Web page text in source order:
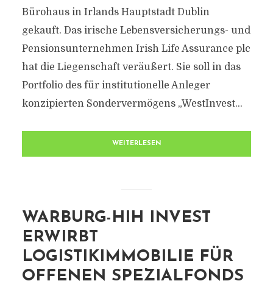
Bürohaus in Irlands Hauptstadt Dublin
gekauft. Das irische Lebensversicherungs- und
Pensionsunternehmen Irish Life Assurance plc
hat die Liegenschaft veräußert. Sie soll in das
Portfolio des für institutionelle Anleger
konzipierten Sondervermögens „WestInvest...
WEITERLESEN
WARBURG-HIH INVEST
ERWIRBT
LOGISTIKIMMOBILIE FÜR
OFFENEN SPEZIALFONDS